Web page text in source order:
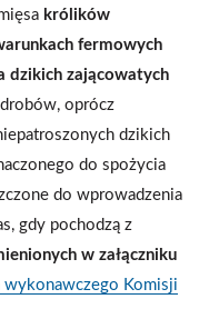
królików
fermowych
dzikich zającowatych
oprócz
dzikich
do spożycia
do wprowadzenia
gdy pochodzą z
w załączniku
wykonawczego Komisji